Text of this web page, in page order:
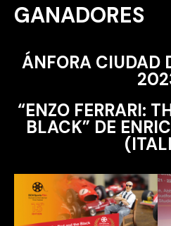
GANADORES
ÁNFORA CIUDAD
“ENZO FERRARI:
BLACK” DE